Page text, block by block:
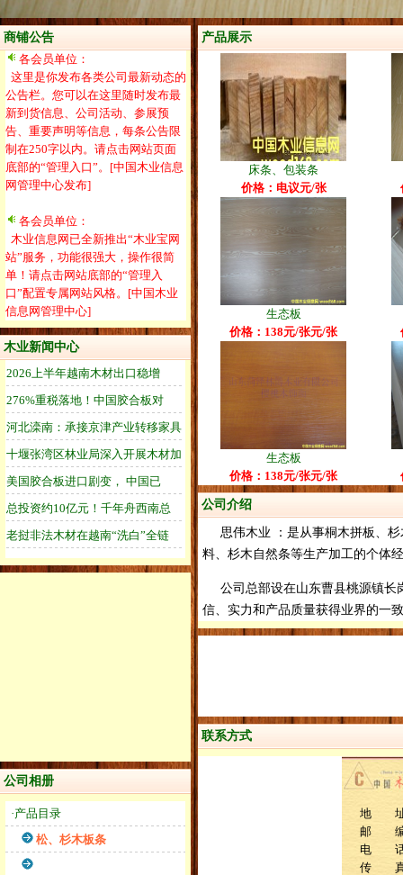
商铺公告
各会员单位：
这里是你发布各类公司最新动态的
公告栏。您可以在这里随时发布最
新到货信息、公司活动、参展预
告、重要声明等信息，每条公告限
制在250字以内。请点击网站页面
底部的“管理入口”。[中国木业信息
网管理中心发布]
各会员单位：
木业信息网已全新推出“木业宝网
站”服务，功能很强大，操作很简
单！请点击网站底部的“管理入
口”配置专属网站风格。[中国木业
信息网管理中心]
木业新闻中心
公司相册
·产品目录
松、杉木板条
产品展示
床条、包装条
价格：电议元/张
生态板
价格：138元/张元/张
生态板
价格：138元/张元/张
公司介绍
思伟木业 ：是从事桐木拼板、杉
料、杉木自然条等生产加工的个体
公司总部设在山东曹县桃源镇长
信、实力和产品质量获得业界的一
联系方式
地 址
邮 编
电 话
传 真